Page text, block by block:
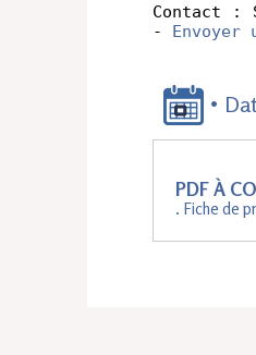
Contact :
- Envoyer
PDF À
. Fiche de